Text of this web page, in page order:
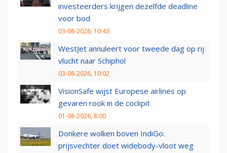
investeerders krijgen dezelfde deadline
voor bod
03-08-2026, 10:43
WestJet annuleert voor tweede dag op rij
vlucht naar Schiphol
03-08-2026, 10:02
VisionSafe wijst Europese airlines op
gevaren rook in de cockpit
01-08-2026, 8:00
Donkere wolken boven IndiGo:
prijsvechter doet widebody-vloot weg